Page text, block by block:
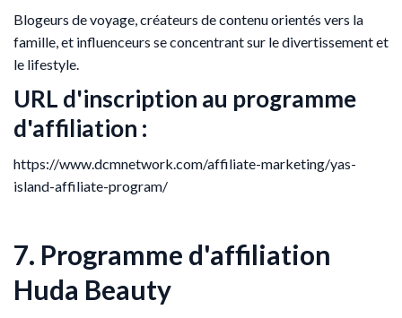
Blogeurs de voyage, créateurs de contenu orientés vers la
famille, et influenceurs se concentrant sur le divertissement et
le lifestyle.
URL d'inscription au programme
d'affiliation :
https://www.dcmnetwork.com/affiliate-marketing/yas-
island-affiliate-program/
7. Programme d'affiliation
Huda Beauty